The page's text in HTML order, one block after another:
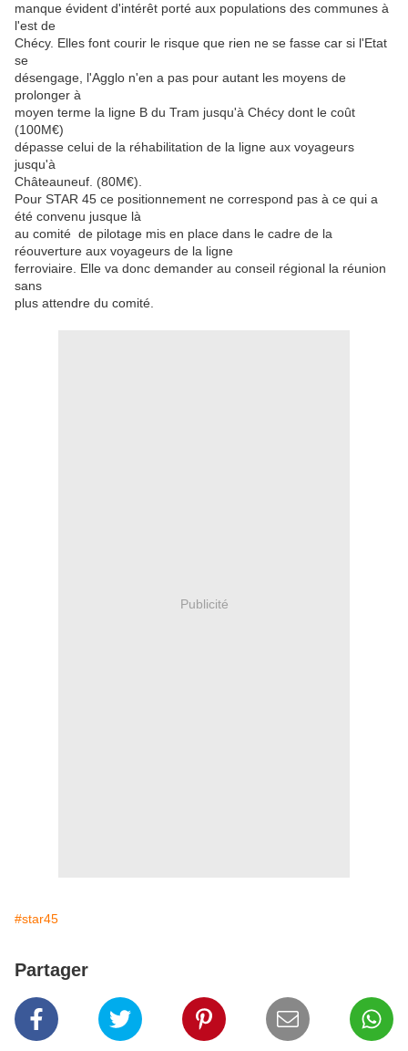
manque évident d'intérêt porté aux populations des communes à
l'est de
Chécy. Elles font courir le risque que rien ne se fasse car si l'Etat
se
désengage, l'Agglo n'en a pas pour autant les moyens de
prolonger à
moyen terme la ligne B du Tram jusqu'à Chécy dont le coût
(100M€)
dépasse celui de la réhabilitation de la ligne aux voyageurs
jusqu'à
Châteauneuf. (80M€).
Pour STAR 45 ce positionnement ne correspond pas à ce qui a
été convenu jusque là
au comité de pilotage mis en place dans le cadre de la
réouverture aux voyageurs de la ligne
ferroviaire. Elle va donc demander au conseil régional la réunion
sans
plus attendre du comité.
Publicité
#star45
Partager